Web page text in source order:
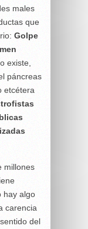
males
que
Golpe
existe,
páncreas
etcétera
millones
hay algo
carencia
del